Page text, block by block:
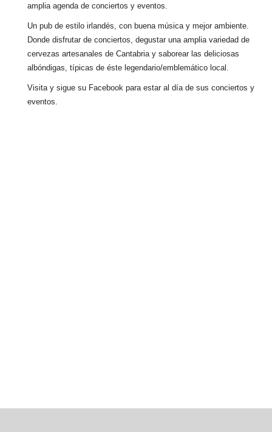
amplia agenda de conciertos y eventos.
Un pub de estilo irlandés, con buena música y mejor ambiente.
Donde disfrutar de conciertos, degustar una amplia variedad de
cervezas artesanales de Cantabria y saborear las deliciosas
albóndigas, típicas de éste legendario/emblemático local.
Visita y sigue su Facebook para estar al día de sus conciertos y
eventos.